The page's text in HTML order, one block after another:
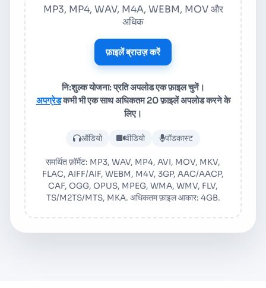
MP3, MP4, WAV, M4A, WEBM, MOV और
अधिक
फ़ाइलें ब्राउज़ करें
नि:शुल्क योजना: प्रति अपलोड एक फ़ाइल चुनें।
अपग्रेडकभी भी एक साथ अधिकतम 20 फ़ाइलें अपलोड करने के
लिए।
ऑडियो या वीडियो फ़ाइल अपलोड करें
ऑडियो वीडियो पॉडकास्ट
समर्थित फ़ॉर्मेट: MP3, WAV, MP4, AVI, MOV, MKV,
FLAC, AIFF/AIF, WEBM, M4V, 3GP, AAC/AACP,
CAF, OGG, OPUS, MPEG, WMA, WMV, FLV,
TS/M2TS/MTS, MKA. अधिकतम फ़ाइल आकार: 4GB.